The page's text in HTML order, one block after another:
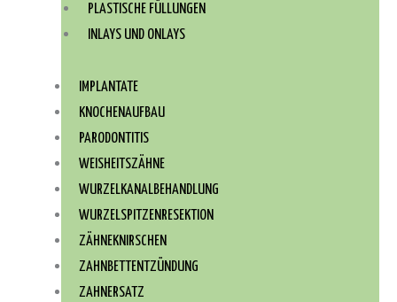
PLASTISCHE FÜLLUNGEN
INLAYS UND ONLAYS
IMPLANTATE
KNOCHENAUFBAU
PARODONTITIS
WEISHEITSZÄHNE
WURZEL­KANAL­BEHANDLUNG
WURZEL­SPITZEN­RESEKTION
ZÄHNEKNIRSCHEN
ZAHNBETTENTZÜNDUNG
ZAHNERSATZ